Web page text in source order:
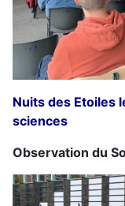
Nuits des Etoiles
sciences
Observation du